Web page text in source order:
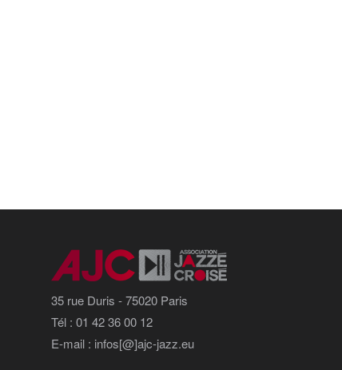
35 rue Duris - 75020 Paris
Tél : 01 42 36 00 12
E-mail : infos[@]ajc-jazz.eu